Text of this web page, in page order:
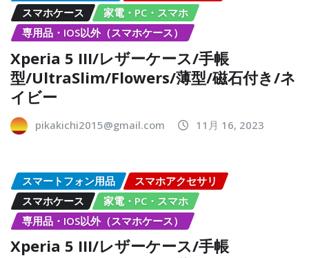
スマホケース
家電・PC・スマホ
専用品・IOS以外（スマホケース）
Xperia 5 III/レザーケース/手帳
型/UltraSlim/Flowers/薄型/磁石付き/ネ
イビー
pikakichi2015@gmail.com 11月 16, 2023
スマートフォン用品
スマホアクセサリ
スマホケース
家電・PC・スマホ
専用品・IOS以外（スマホケース）
Xperia 5 III/レザーケース/手帳